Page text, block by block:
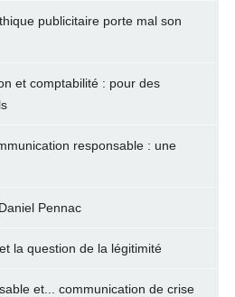
publicitaire porte mal son
et comptabilité : pour des
responsable : une
Pennac
la question de la légitimité
et... communication de crise